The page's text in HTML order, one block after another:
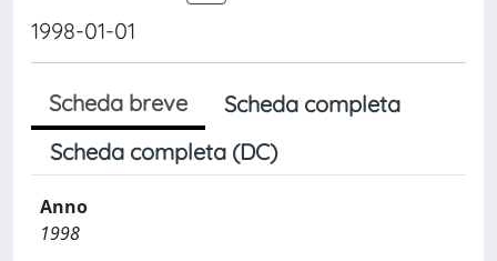
1998-01-01
Scheda breve
Scheda completa
Scheda completa (DC)
Anno
1998